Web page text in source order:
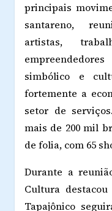
principais
santareno,
artistas,
simbólico e
fortemente a
setor de
mais de 200 mil
de folia, com 65
Durante a
Cultura
Tapajônico